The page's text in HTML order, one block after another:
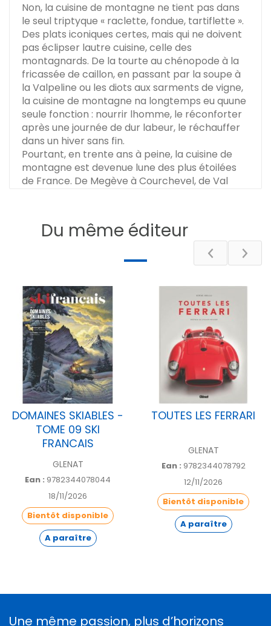
Non, la cuisine de montagne ne tient pas dans
le seul triptyque « raclette, fondue, tartiflette ».
Des plats iconiques certes, mais qui ne doivent
pas éclipser lautre cuisine, celle des
montagnards. De la tourte au chénopode à la
fricassée de caillon, en passant par la soupe à
la Valpeline ou les diots aux sarments de vigne,
la cuisine de montagne na longtemps eu quune
seule fonction : nourrir lhomme, le réconforter
après une journée de dur labeur, le réchauffer
dans un hiver sans fin.
Pourtant, en trente ans à peine, la cuisine de
montagne est devenue lune des plus étoilées
de France. De Megève à Courchevel, de Val
sauvage, pêcheurs dans lâme ou aimant
taquiner le gibier. Mais que connaissent-ils de
ces plats dautrefois ? Le journaliste culinaire
Alexis-Olivier Sbriglio a lancé un pari fou à ces
au cur des montagnes de Savoie, Haute-Savoie,
Isère Ainsi, dans cet ouvrage qui se veut
résolument moderne et accessible, 39 recettes
traditionnelles issues du Conservatoire des
recettes de montagne sont réinterprétées par
39 jeunes chefs transalpins de moins de 39 ans,
qui incarnent la cuisine de demain. Tradition,
modernité et accessibilité constituent ainsi les
trois piliers de ce beau livre inspirant.
En plus dune préface signée Marc Veyrat et
dun avant-propos de René Meilleur, une
contextualisation historique est amenée par
Fabrice Gabriel, directeur de la Facim
(Fondation pour l'action culturelle
internationale en montagne).
Du même éditeur
DOMAINES SKIABLES -
TOME 09 SKI
FRANCAIS
GLENAT
Ean : 9782344078044
18/11/2026
Bientôt disponible
A paraître
TOUTES LES FERRARI
GLENAT
Ean : 9782344078792
12/11/2026
Bientôt disponible
A paraître
Une même passion, plus d’horizons